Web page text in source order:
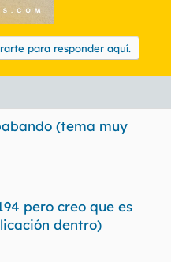
para responder aquí.
(tema muy
pero creo que es
dentro)